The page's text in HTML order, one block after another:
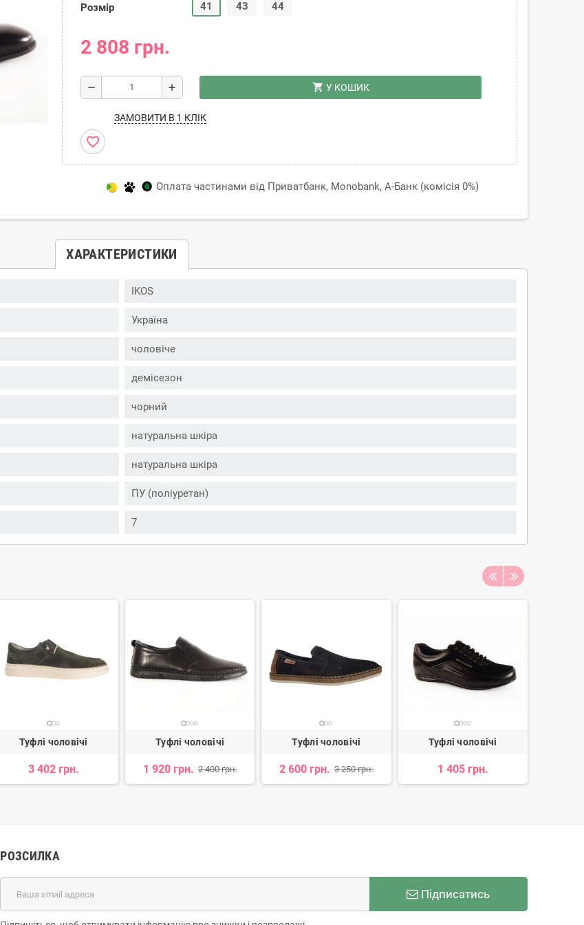
Розмір 41 43 44
2 808 грн.
remove add shopping_cart У КОШИК
ЗАМОВИТИ В 1 КЛІК
favorite_border
Оплата частинами від Приватбанк, Monobank, А-Банк (комісія 0%)
ХАРАКТЕРИСТИКИ
IKOS
Україна
чоловіче
демісезон
чорний
натуральна шкіра
натуральна шкіра
ПУ (поліуретан)
7
Туфлі чоловічі
3 402 грн.
Туфлі чоловічі
1 920 грн. 2 400 грн.
Туфлі чоловічі
2 600 грн. 3 250 грн.
Туфлі чоловічі
1 405 грн.
РОЗСИЛКА
Підписатись